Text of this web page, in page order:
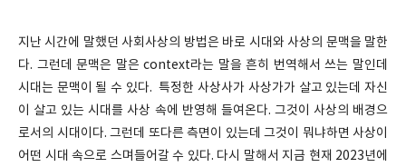
지난 시간에 말했던 사회사상의 방법은 바로 시대와 사상의 문맥을 말한
다. 그런데 문맥은 말은 context라는 말을 흔히 번역해서 쓰는 말인데
시대는 문맥이 될 수 있다. 특정한 사상사가 사상가가 살고 있는데 자신
이 살고 있는 시대를 사상 속에 반영해 들여온다. 그것이 사상의 배경으
로서의 시대이다. 그런데 또다른 측면이 있는데 그것이 뭐냐하면 사상이
어떤 시대 속으로 스며들어갈 수 있다. 다시 말해서 지금 현재 2023년에